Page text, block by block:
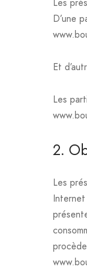
D’une
Et
Les
2.
Les
Internet